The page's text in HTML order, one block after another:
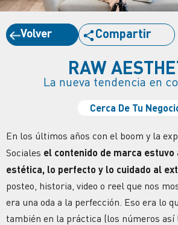
Volver Compartir
RAW
La nueva tendencia en
Cerca De Tu
En los últimos años con el boom y la
Sociales el contenido de marca estuvo
estética, lo perfecto y lo cuidado al
posteo, historia, video o reel que nos
era una oda a la perfección . Eso era lo
también en la práctica (los números así